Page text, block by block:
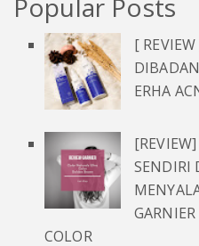
Popular Posts
[
ERHA
SENDIRI
COLOR